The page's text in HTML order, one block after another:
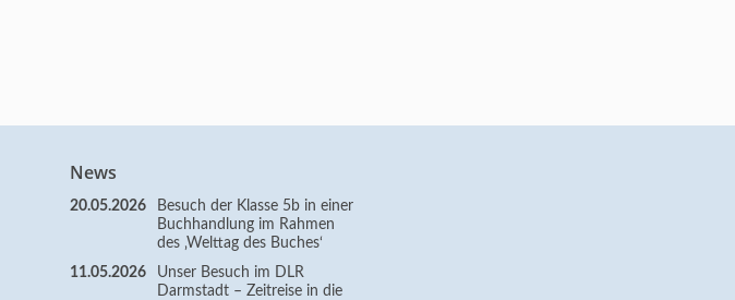
News
20.05.2026
Besuch der Klasse 5b in einer
Buchhandlung im Rahmen
des ‚Welttag des Buches‘
11.05.2026
Unser Besuch im DLR
Darmstadt – Zeitreise in die